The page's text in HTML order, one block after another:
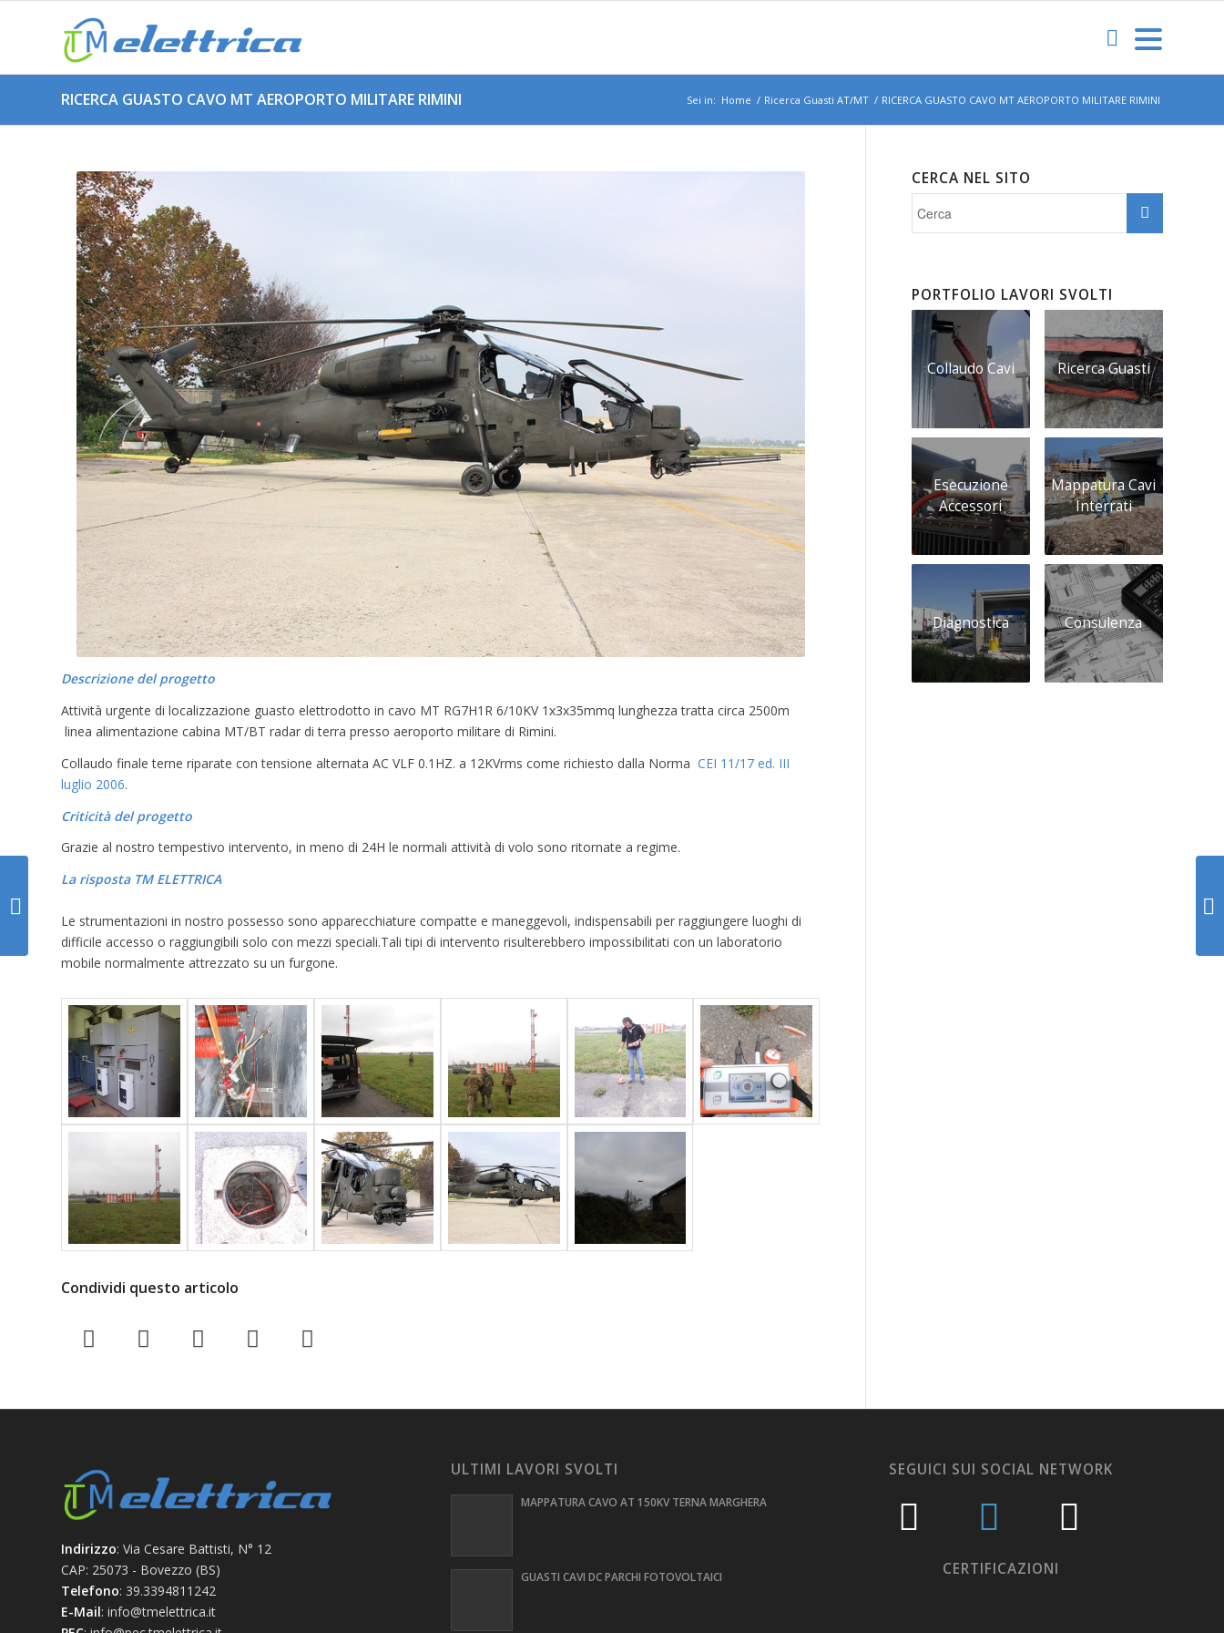
RICERCA GUASTO CAVO MT AEROPORTO MILITARE RIMINI Sei in: Home / Ricerca Guasti AT/MT / RICERCA GUASTO CAVO MT AEROPORTO MILITARE RIMINI
Descrizione del progetto
Attività urgente di localizzazione guasto elettrodotto in cavo MT RG7H1R 6/10KV 1x3x35mmq lunghezza tratta circa 2500m
linea alimentazione cabina MT/BT radar di terra presso aeroporto militare di Rimini.
Collaudo finale terne riparate con tensione alternata AC VLF 0.1HZ. a 12KVrms come richiesto dalla Norma CEI 11/17 ed. III
luglio 2006.
Criticità del progetto
Grazie al nostro tempestivo intervento, in meno di 24H le normali attività di volo sono ritornate a regime.
La risposta TM ELETTRICA
Le strumentazioni in nostro possesso sono apparecchiature compatte e maneggevoli, indispensabili per raggiungere luoghi di
difficile accesso o raggiungibili solo con mezzi speciali.Tali tipi di intervento risulterebbero impossibilitati con un laboratorio
mobile normalmente attrezzato su un furgone.
Condividi questo articolo
CERCA NEL SITO
PORTFOLIO LAVORI SVOLTI
Collaudo Cavi Ricerca Guasti
Esecuzione
Accessori
Mappatura Cavi
Interrati
Diagnostica Consulenza
Indirizzo: Via Cesare Battisti, N° 12
CAP: 25073 - Bovezzo (BS)
Telefono: 39.3394811242
E-Mail: info@tmelettrica.it
ULTIMI LAVORI SVOLTI
MAPPATURA CAVO AT 150KV TERNA MARGHERA
GUASTI CAVI DC PARCHI FOTOVOLTAICI
SEGUICI SUI SOCIAL NETWORK
CERTIFICAZIONI
LOCALIZZAZIONE
LINEA TAV